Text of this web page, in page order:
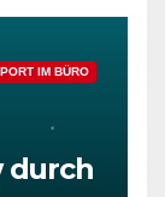
IM BÜRO
durch